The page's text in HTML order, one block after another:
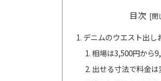
目次
デニムのウエスト出し
相場は3,500円から
出せる寸法で料金は